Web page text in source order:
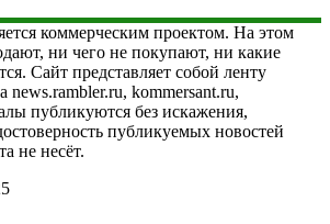
коммерческим проектом. На этом
ни чего не покупают, ни какие
Сайт представляет собой ленту
news.rambler.ru, kommersant.ru,
публикуются без искажения,
публикуемых новостей
не несёт.